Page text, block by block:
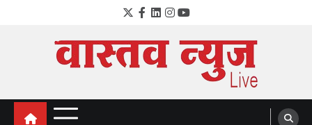
Twitter
Facebook
LinkedIn
Instagram
YouTube
VastavNEWSLive.com
a leading NEWS portal of Maharahstra